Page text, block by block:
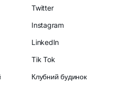
Twitter
Instagram
LinkedIn
Tik Tok
Клубний будинок